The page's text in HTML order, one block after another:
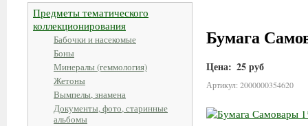
Предметы тематического
коллекционирования
Бабочки и насекомые
Боны
Минералы (геммология)
Жетоны
Вымпелы, знамена
Документы, фото, старинные
альбомы
Бумага
Цена: 25 руб
Артикул: 2000000354620